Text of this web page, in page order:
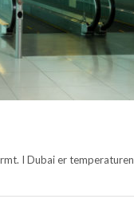
I Dubai er temperaturen